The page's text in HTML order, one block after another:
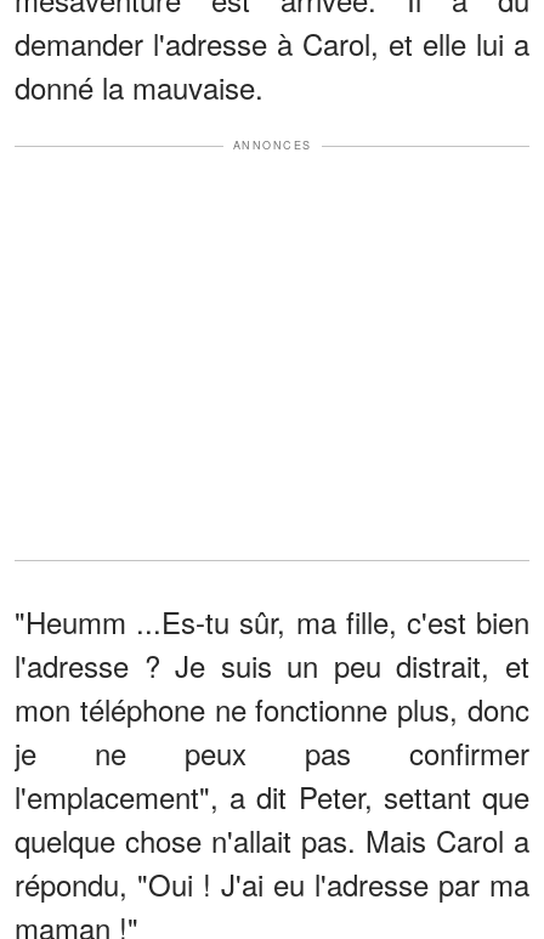
demander l'adresse à Carol, et elle lui a
donné la mauvaise.
ANNONCES
"Heumm ...Es-tu sûr, ma fille, c'est bien
l'adresse ? Je suis un peu distrait, et
mon téléphone ne fonctionne plus, donc
je ne peux pas confirmer
l'emplacement", a dit Peter, settant que
quelque chose n'allait pas. Mais Carol a
répondu, "Oui ! J'ai eu l'adresse par ma
maman !"